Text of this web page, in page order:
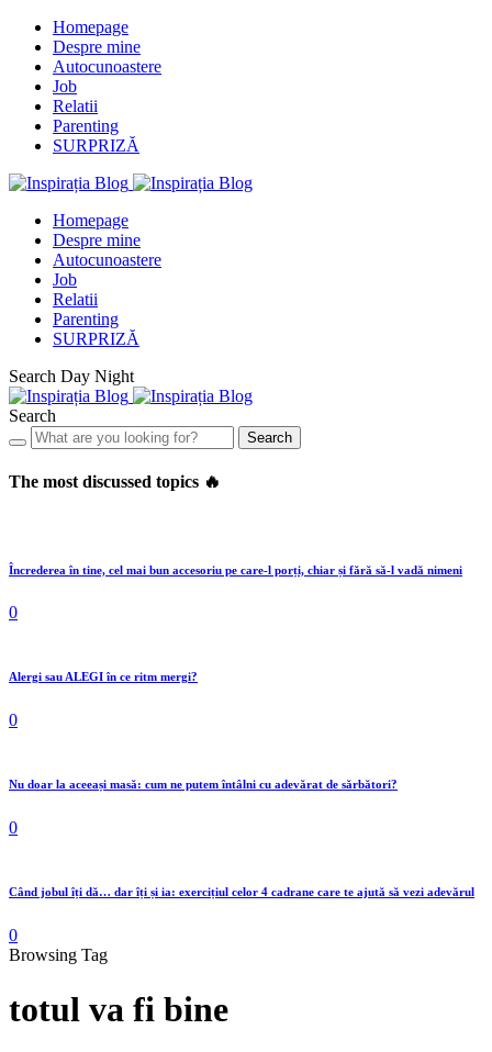
Homepage
Despre mine
Autocunoastere
Job
Relatii
Parenting
SURPRIZĂ
Homepage
Despre mine
Autocunoastere
Job
Relatii
Parenting
SURPRIZĂ
Search Day Night
Search
Search
The most discussed topics 🔥
Încrederea în tine, cel mai bun accesoriu pe care-l porți, chiar și fără să-l vadă nimeni
0
Alergi sau ALEGI în ce ritm mergi?
0
Nu doar la aceeași masă: cum ne putem întâlni cu adevărat de sărbători?
0
Când jobul îți dă… dar îți și ia: exercițiul celor 4 cadrane care te ajută să vezi adevărul
0
Browsing Tag
totul va fi bine